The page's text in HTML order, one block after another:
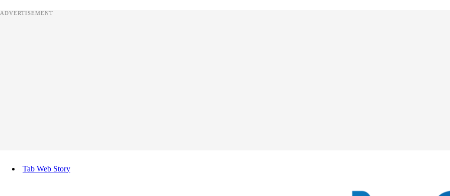
ADVERTISEMENT
Tab Web Story